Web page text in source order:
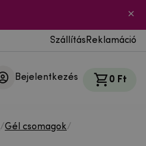
Szállítás Reklamáció
Bejelentkezés 0 Ft
/Gél csomagok/